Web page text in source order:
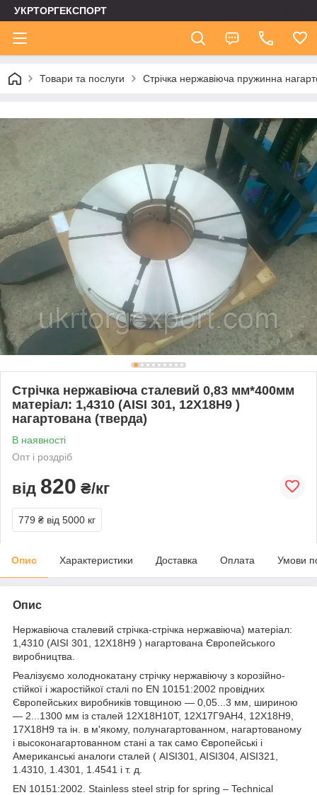
УКРТОРГЕКСПОРТ
Товари та послуги Стрічка нержавіюча пружинна
Стрічка нержавіюча сталевий 0,83 мм*400мм
матеріал: 1,4310 (AISI 301, 12Х18Н9 )
нагартована (тверда)
В наявності
Опт і роздріб
від 820 ₴/кг
779 ₴ від 5000 кг
Опис Характеристики Доставка Оплата Умови
Опис
Нержавіюча сталевий стрічка-стрічка нержавіюча) матеріал:
1,4310 (AISI 301, 12Х18Н9 ) нагартована Європейського
виробництва.
Реалізуємо холоднокатану стрічку нержавіючу з корозійно-
стійкої і жаростійкої сталі по EN 10151:2002 провідних
Європейських виробників товщиною — 0,05...3 мм, шириною
— 2...1300 мм із сталей 12Х18Н10Т, 12Х17Г9АН4, 12Х18Н9,
17Х18Н9 та ін. в м'якому, полунагартованном, нагартованому
і высоконагартованном стані а так само Європейські і
Американські аналоги сталей ( AISI301, AISI304, AISI321,
1.4310, 1.4301, 1.4541 і т. д.
EN 10151:2002. Stainless steel strip for spring – Technical